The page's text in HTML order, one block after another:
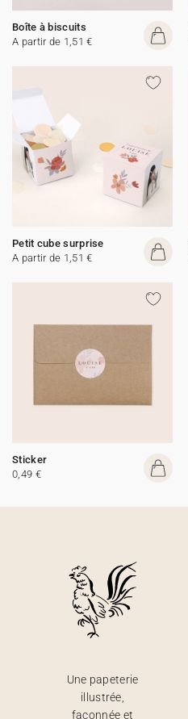
Boîte à biscuits
A partir de 1,51 €
Petit cube surprise
A partir de 1,51 €
Sticker
0,49 €
Une papeterie
illustrée,
façonnée et